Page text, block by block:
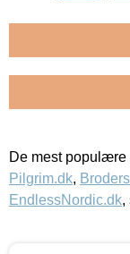
De mest
Pilgrim.dk,
EndlessNordic.dk,